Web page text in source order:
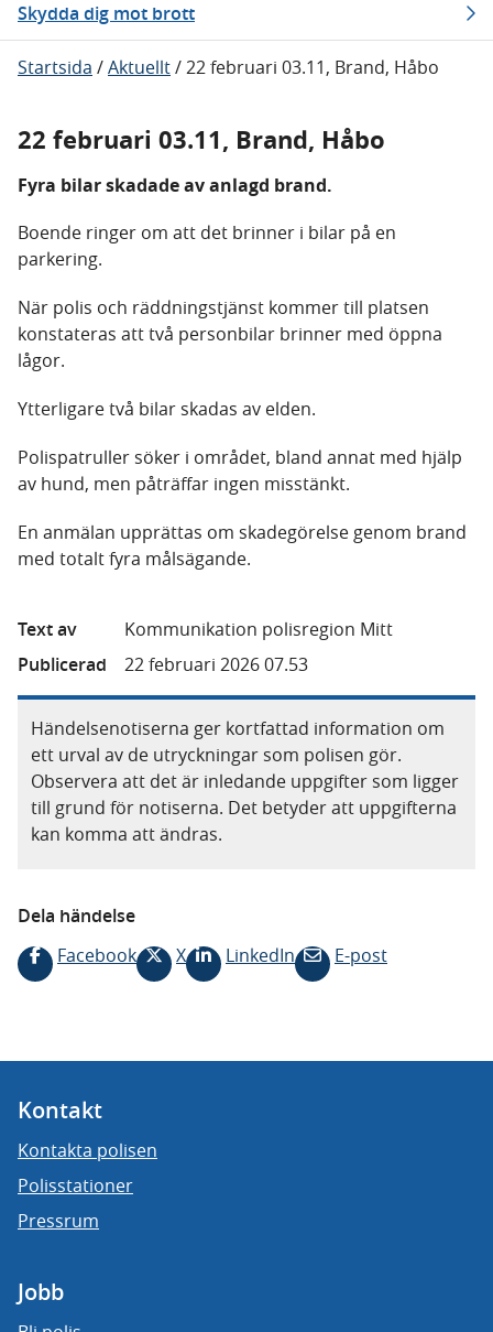
Skydda dig mot brott
Startsida /Aktuellt/22 februari 03.11, Brand, Håbo
22 februari 03.11, Brand, Håbo
Fyra bilar skadade av anlagd brand.
Boende ringer om att det brinner i bilar på en
parkering.
När polis och räddningstjänst kommer till platsen
konstateras att två personbilar brinner med öppna
lågor.
Ytterligare två bilar skadas av elden.
Polispatruller söker i området, bland annat med hjälp
av hund, men påträffar ingen misstänkt.
En anmälan upprättas om skadegörelse genom brand
med totalt fyra målsägande.
Text av
Kommunikation polisregion Mitt
Publicerad
22 februari 2026 07.53
Händelsenotiserna ger kortfattad information om
ett urval av de utryckningar som polisen gör.
Observera att det är inledande uppgifter som ligger
till grund för notiserna. Det betyder att uppgifterna
kan komma att ändras.
Dela händelse
Facebook
X LinkedIn E-post
Kontakt
Kontakta polisen
Polisstationer
Pressrum
Jobb